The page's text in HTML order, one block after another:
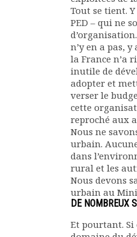
Tout se tient.
PED – qui ne
n’y en a pas,
la France n’a
inutile de
adopter et
verser le
cette
reproché aux
Nous ne
urbain.
dans
rural et les
Nous devons
urbain au
DE NOMBREUX
Et pourtant. Si